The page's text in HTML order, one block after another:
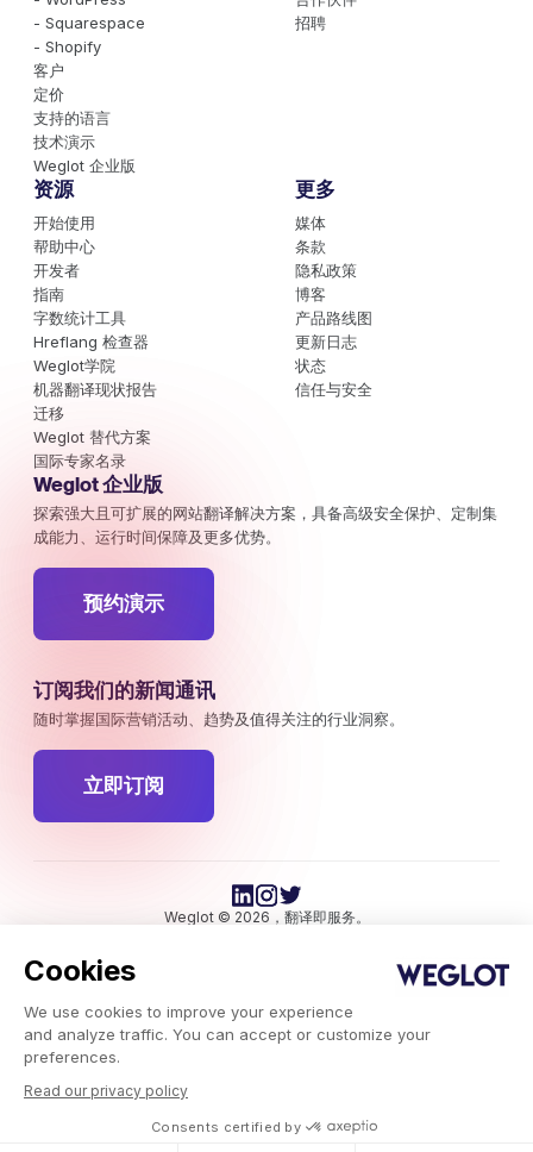
Cookies
We use cookies to improve your experience
and analyze traffic. You can accept or customize your
preferences.
Read our privacy policy
Consents certified by
- Squarespace
- Shopify
客户
定价
支持的语言
技术演示
Weglot 企业版
招聘
资源
开始使用
帮助中心
开发者
指南
字数统计工具
Hreflang 检查器
Weglot学院
机器翻译现状报告
迁移
Weglot 替代方案
国际专家名录
更多
媒体
条款
隐私政策
博客
产品路线图
更新日志
状态
信任与安全
Weglot 企业版
探索强大且可扩展的网站翻译解决方案，具备高级安全保护、定制集
成能力、运行时间保障及更多优势。
预约演示
订阅我们的新闻通讯
随时掌握国际营销活动、趋势及值得关注的行业洞察。
立即订阅
Weglot © 2026，翻译即服务。
集成